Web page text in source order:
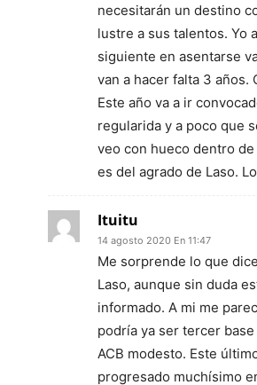
necesitarán un destino
lustre a sus talentos. Yo
siguiente en asentarse
van a hacer falta 3 años.
Este año va a ir
regularida y a poco que
veo con hueco dentro de
es del agrado de Laso.
Ituitu
14 agosto 2020 En 11:47
Me sorprende lo que
Laso, aunque sin duda
informado. A mi me
podría ya ser tercer
ACB modesto. Este
progresado muchísimo